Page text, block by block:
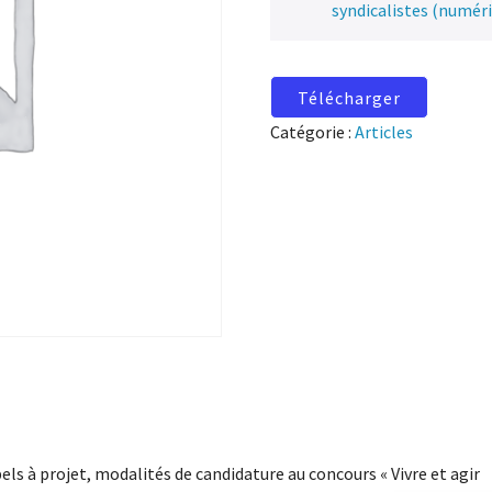
syndicalistes
Télécharger
Catégorie :Articles
à projet, modalités de candidature au concours « Vivre et agir